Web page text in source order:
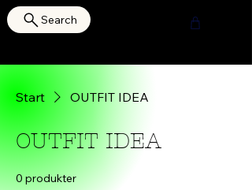
Search
Start OUTFIT IDEA
OUTFIT IDEA
0 produkter